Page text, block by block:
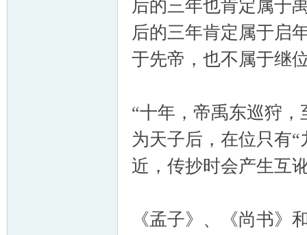
后的三年也肯定属于
后的三年肯定属于启
于先帝，也不属于继
“十年，帝禹东巡狩，
为天子后，在位只有“
近，传抄时会产生互
《孟子》、《尚书》